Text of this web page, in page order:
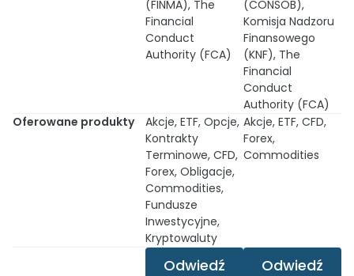
(FINMA), The
Financial
Conduct
Authority (FCA)
(CONSOB),
Komisja Nadzoru
Finansowego
(KNF), The
Financial
Conduct
Authority (FCA)
Oferowane produkty
Akcje, ETF, Opcje,
Kontrakty
Terminowe, CFD,
Forex, Obligacje,
Commodities,
Fundusze
Inwestycyjne,
Kryptowaluty
Akcje, ETF, CFD,
Forex,
Commodities
Odwiedź Odwiedź